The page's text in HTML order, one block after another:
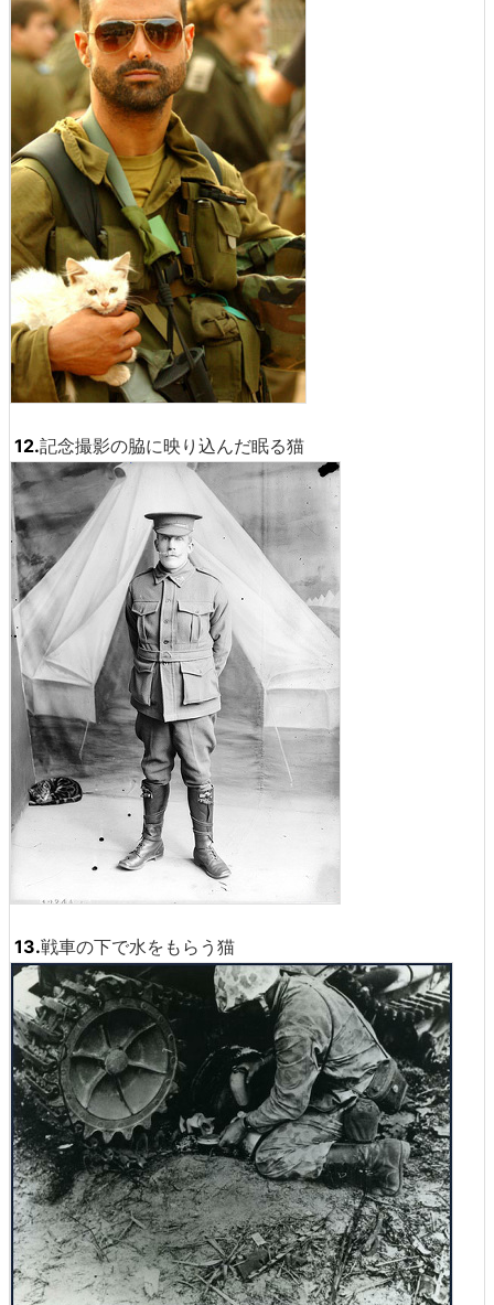
12.記念撮影の脇に映り込んだ眠る猫
13.戦車の下で水をもらう猫